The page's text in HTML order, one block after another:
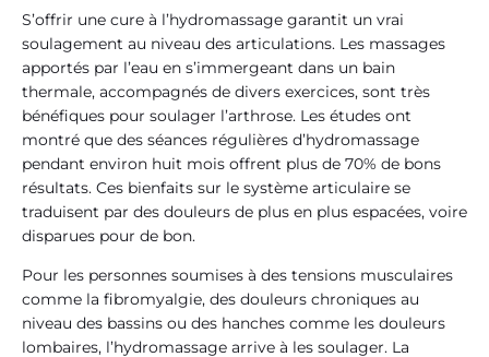
S’offrir une cure à l’hydromassage garantit un vrai
soulagement au niveau des articulations. Les massages
apportés par l’eau en s’immergeant dans un bain
thermale, accompagnés de divers exercices, sont très
bénéfiques pour soulager l’arthrose. Les études ont
montré que des séances régulières d’hydromassage
pendant environ huit mois offrent plus de 70% de bons
résultats. Ces bienfaits sur le système articulaire se
traduisent par des douleurs de plus en plus espacées, voire
disparues pour de bon.
Pour les personnes soumises à des tensions musculaires
comme la fibromyalgie, des douleurs chroniques au
niveau des bassins ou des hanches comme les douleurs
lombaires, l’hydromassage arrive à les soulager. La